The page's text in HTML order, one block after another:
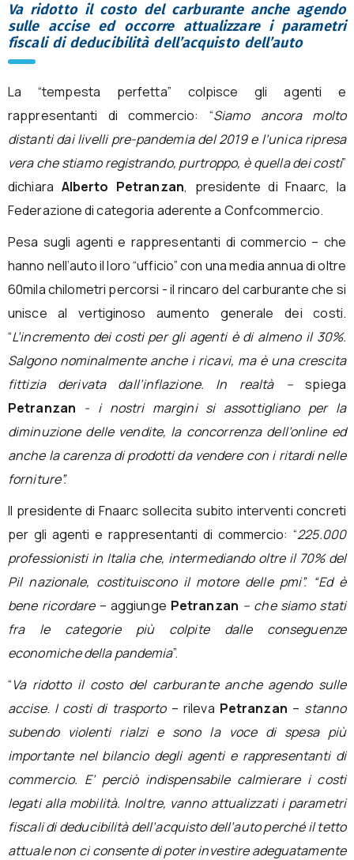
Va ridotto il costo del carburante anche agendo
sulle accise ed occorre attualizzare i parametri
fiscali di deducibilità dell’acquisto dell’auto
La “tempesta perfetta” colpisce gli agenti e
rappresentanti di commercio: “Siamo ancora molto
distanti dai livelli pre-pandemia del 2019 e l’unica ripresa
vera che stiamo registrando, purtroppo, è quella dei costi”
dichiara Alberto Petranzan, presidente di Fnaarc, la
Federazione di categoria aderente a Confcommercio.
Pesa sugli agenti e rappresentanti di commercio – che
hanno nell’auto il loro “ufficio” con una media annua di oltre
60mila chilometri percorsi - il rincaro del carburante che si
unisce al vertiginoso aumento generale dei costi.
“L’incremento dei costi per gli agenti è di almeno il 30%.
Salgono nominalmente anche i ricavi, ma è una crescita
fittizia derivata dall’inflazione. In realtà –spiega
Petranzan - i nostri margini si assottigliano per la
diminuzione delle vendite, la concorrenza dell’online ed
anche la carenza di prodotti da vendere con i ritardi nelle
forniture”.
Il presidente di Fnaarc sollecita subito interventi concreti
per gli agenti e rappresentanti di commercio: “225.000
professionisti in Italia che, intermediando oltre il 70% del
Pil nazionale, costituiscono il motore delle pmi”. “Ed è
bene ricordare – aggiunge Petranzan – che siamo stati
fra le categorie più colpite dalle conseguenze
economiche della pandemia”.
“Va ridotto il costo del carburante anche agendo sulle
accise. I costi di trasporto – rileva Petranzan – stanno
subendo violenti rialzi e sono la voce di spesa più
importante nel bilancio degli agenti e rappresentanti di
commercio. E’ perciò indispensabile calmierare i costi
legati alla mobilità. Inoltre, vanno attualizzati i parametri
fiscali di deducibilità dell’acquisto dell’auto perché il tetto
attuale non ci consente di poter investire adeguatamente